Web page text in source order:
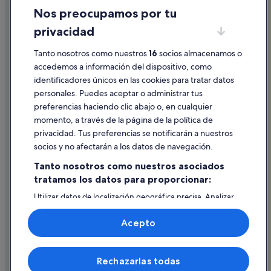
Hoteles cerca de Estadio Santiago Bernabéu
Hoteles de 5 estrellas en Salamanca
Apartoteles en Madrid
Playa Senator hoteles en Salamanca
Pensiones en Madrid
Hoteles LGTBQIA en Chueca
Hoteles boutique en Madrid
B&B Hotels en Chueca
Hoteles de 3 estrellas en Madrid
Condiciones de uso
Información legal/contacto
Pautas sobre el contenido y cómo denunciar contenido
Ayuda
Cancelar un vuelo
Cancelar una reserva de hotel o de un alquiler vacacional
Utilizar un cupón de Expedia
Documentos para viajes internacionales
© 2026 Expedia, Inc., una empresa de Expedia Group. Todos los
derechos reservados. Expedia y el logotipo de Expedia son marcas
Nos preocupamos por tu
privacidad
Tanto nosotros como nuestros16 socios almacenamos o
accedemos a información del dispositivo, como
identificadores únicos en las cookies para tratar datos
personales. Puedes aceptar o administrar tus
preferencias haciendo clic abajo o, en cualquier
momento, a través de la página de la política de
privacidad. Tus preferencias se notificarán a nuestros
socios y no afectarán a los datos de navegación.
Tanto nosotros como nuestros asociados
tratamos los datos para proporcionar:
Utilizar datos de localización geográfica precisa. Analizar
activamente las características del dispositivo para su
identificación. Almacenar la información en un dispositivo
y/o acceder a ella. Publicidad y contenido personalizados,
medición de publicidad y contenido, investigación de
audiencia y desarrollo de servicios.
Lista de asociados (proveedores)
Rechazarlas todas
Acepto